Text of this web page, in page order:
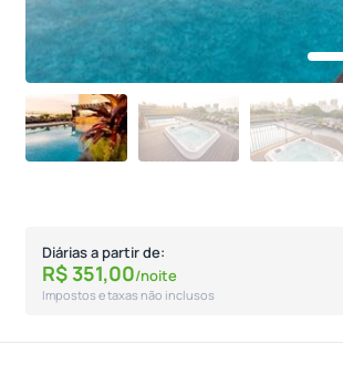
Diárias a partir de:
R$ 351,00/noite
Impostos e taxas não inclusos